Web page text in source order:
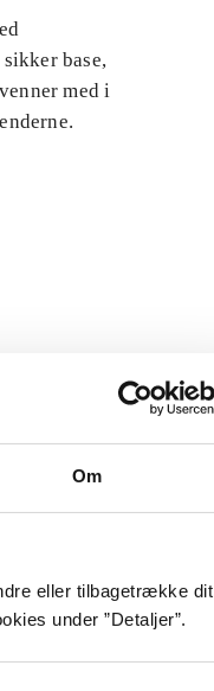
Om
eller tilbagetrække dit
under ”Detaljer”.
base,
med i